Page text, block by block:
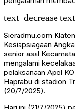
text_decrease
Sieradmu.com
Kesiapsiagaan
senior asal
mengalami
pelaksanaan Apel
Haprabu di stadion
(20/7/2025).